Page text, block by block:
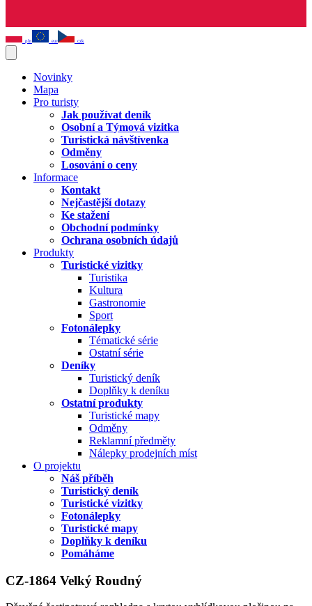
pln eur czk
Novinky
Mapa
Pro turisty
Jak používat deník
Osobní a Týmová vizitka
Turistická návštívenka
Odměny
Losování o ceny
Informace
Kontakt
Nejčastější dotazy
Ke stažení
Obchodní podmínky
Ochrana osobních údajů
Produkty
Turistické vizitky
Turistika
Kultura
Gastronomie
Sport
Fotonálepky
Tématické série
Ostatní série
Deníky
Turistický deník
Doplňky k deníku
Ostatní produkty
Turistické mapy
Odměny
Reklamní předměty
Nálepky prodejních míst
O projektu
Náš příběh
Turistický deník
Turistické vizitky
Fotonálepky
Turistické mapy
Doplňky k deníku
Pomáháme
CZ-1864 Velký Roudný